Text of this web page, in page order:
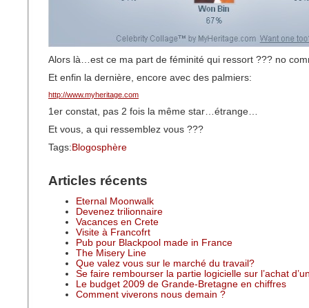
Alors là…est ce ma part de féminité qui ressort ??? no
Et enfin la dernière, encore avec des palmiers:
http://www.myheritage.com
1er constat, pas 2 fois la même star…étrange…
Et vous, a qui ressemblez vous ???
Tags: Blogosphère
Articles récents
Eternal Moonwalk
Devenez trilionnaire
Vacances en Crete
Visite à Francofrt
Pub pour Blackpool made in France
The Misery Line
Que valez vous sur le marché du travail?
Se faire rembourser la partie logicielle sur l’achat
Le budget 2009 de Grande-Bretagne en chiffres
Comment viverons nous demain ?